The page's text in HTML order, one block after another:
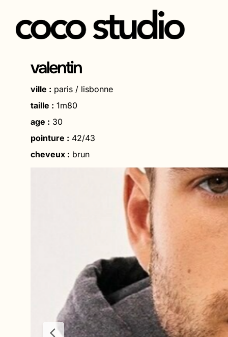
Aller
valentin
ville : paris / lisbonne
taille : 1m80
age : 30
pointure : 42/43
cheveux : brun